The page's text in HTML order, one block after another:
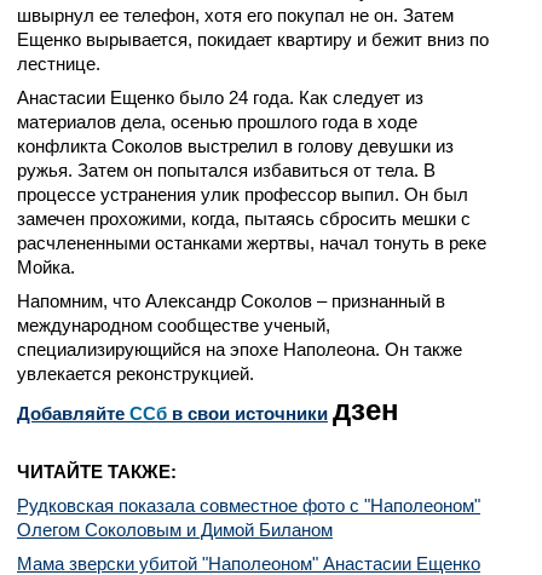
швырнул ее телефон, хотя его покупал не он. Затем
Ещенко вырывается, покидает квартиру и бежит вниз по
лестнице.
Анастасии Ещенко было 24 года. Как следует из
материалов дела, осенью прошлого года в ходе
конфликта Соколов выстрелил в голову девушки из
ружья. Затем он попытался избавиться от тела. В
процессе устранения улик профессор выпил. Он был
замечен прохожими, когда, пытаясь сбросить мешки с
расчлененными останками жертвы, начал тонуть в реке
Мойка.
Напомним, что Александр Соколов – признанный в
международном сообществе ученый,
специализирующийся на эпохе Наполеона. Он также
увлекается реконструкцией.
Добавляйте CСб в свои источники дзен
ЧИТАЙТЕ ТАКЖЕ:
Рудковская показала совместное фото с "Наполеоном"
Олегом Соколовым и Димой Биланом
Мама зверски убитой "Наполеоном" Анастасии Ещенко